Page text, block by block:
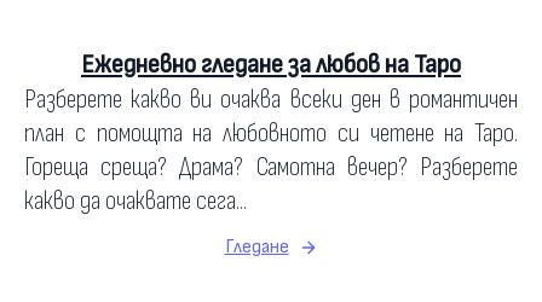
Ежедневно гледане за любов на Таро
Разберете какво ви очаква всеки ден в романтичен
план с помощта на любовното си четене на Таро.
Гореща среща? Драма? Самотна вечер? Разберете
какво да очаквате сега...
Гледане